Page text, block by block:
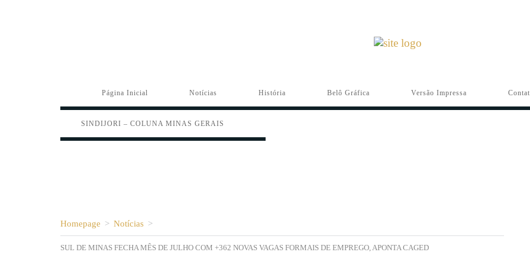
Página Inicial Notícias História Belô Gráfica Versão Impressa
SINDIJORI – COLUNA MINAS GERAIS
Homepage > Notícias >
SUL DE MINAS FECHA MÊS DE JULHO COM +362 NOVAS VAGAS FORMAIS DE EMPREGO, APONTA CAGED